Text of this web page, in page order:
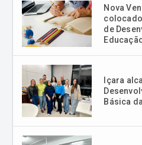
Nova
de
Içara
Básica